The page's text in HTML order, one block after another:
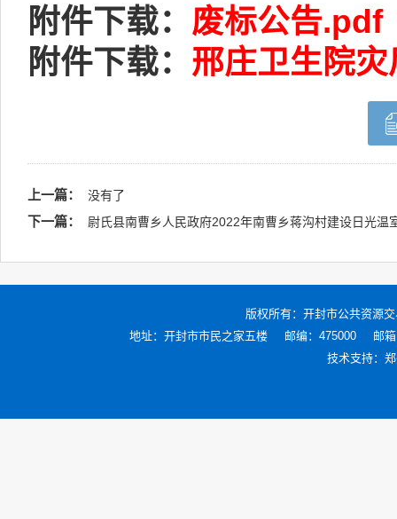
附件下载： 废标公告.pdf
附件下载： 邢庄卫生院
上一篇： 没有了
下一篇： 尉氏县南曹乡人民政府2022年南曹乡蒋沟村建设日光温
版权所有： 开封市公共资源
地址：开封市市民之家五楼
邮编：475000
邮
技术支持：